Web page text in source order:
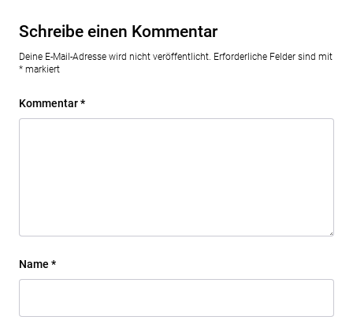
Schreibe einen Kommentar
Deine E-Mail-Adresse wird nicht veröffentlicht. Erforderliche Felder sind mit
* markiert
Kommentar*
Name *